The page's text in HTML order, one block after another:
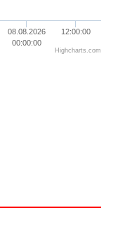
08.08.2026
00:00:00
12:00:00
Highcharts.com